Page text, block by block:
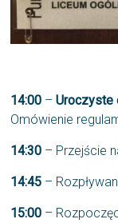
14:00 – Uroczyste
Omówienie
14:30 – Przejście
14:45 –
15:00 –